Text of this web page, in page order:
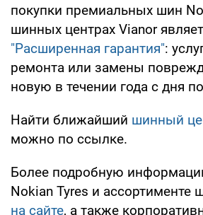
покупки премиальных шин
шинных центрах Vianor
"Расширенная гарантия":
ремонта или замены
новую в течении года с дня
Найти ближайший шинный
можно по ссылке.
Более подробную
Nokian Tyres и ассортименте
на сайте, а также